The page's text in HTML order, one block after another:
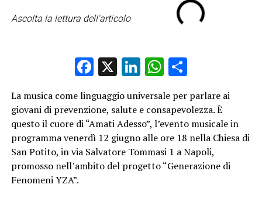
Ascolta la lettura dell'articolo
Facebook
X LinkedIn
WhatsApp
Condividi
La musica come linguaggio universale per parlare ai
giovani di prevenzione, salute e consapevolezza. È
questo il cuore di “Amati Adesso”, l’evento musicale in
programma venerdì 12 giugno alle ore 18 nella Chiesa di
San Potito, in via Salvatore Tommasi 1 a Napoli,
promosso nell’ambito del progetto “Generazione di
Fenomeni YZA”.